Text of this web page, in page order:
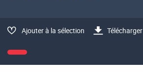
Ajouter à la sélection Télécharger